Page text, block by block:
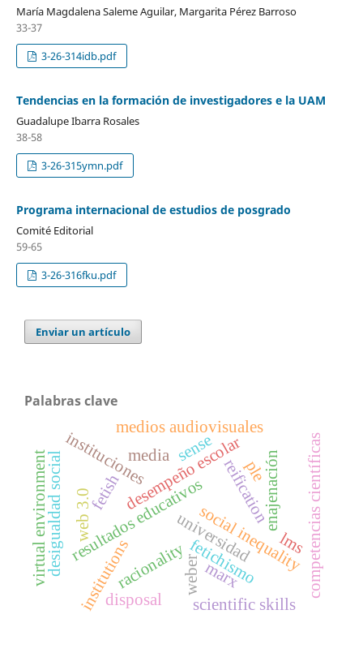
María Magdalena Saleme Aguilar, Margarita Pérez Barroso
33-37
3-26-314idb.pdf
Tendencias en la formación de investigadores e la UAM
Guadalupe Ibarra Rosales
38-58
3-26-315ymn.pdf
Programa internacional de estudios de posgrado
Comité Editorial
59-65
3-26-316fku.pdf
Enviar un artículo
Palabras clave
universidad
fetichismo
resultados educativos
desempeño escolar
social inequality
desigualdad social racionalityweber
institutions
instituciones
fetish
disposal
reificationenajenación
marx
media
medios audiovisuales
scientific skills
competencias científicas
virtual environment ple
lms
web 3.0
sense